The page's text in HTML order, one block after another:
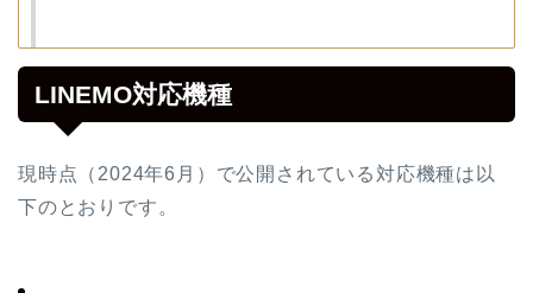
LINEMO対応機種
現時点（2024年6月）で公開されている対応機種は以
下のとおりです。